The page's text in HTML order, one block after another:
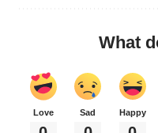
What
Love Sad Happy